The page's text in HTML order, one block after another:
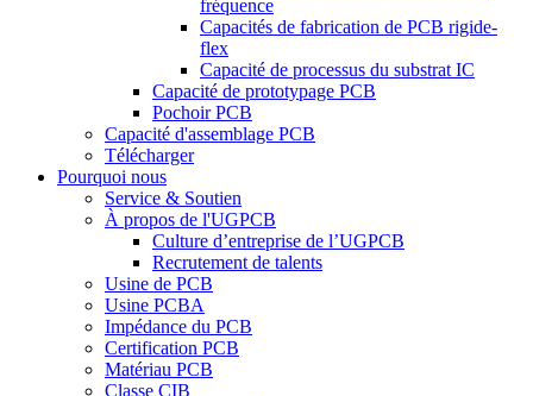
fréquence
Capacités de fabrication de PCB rigide-
flex
Capacité de processus du substrat IC
Capacité de prototypage PCB
Pochoir PCB
Capacité d'assemblage PCB
Télécharger
Pourquoi nous
Service & Soutien
À propos de l'UGPCB
Culture d’entreprise de l’UGPCB
Recrutement de talents
Usine de PCB
Usine PCBA
Impédance du PCB
Certification PCB
Matériau PCB
Classe CIB